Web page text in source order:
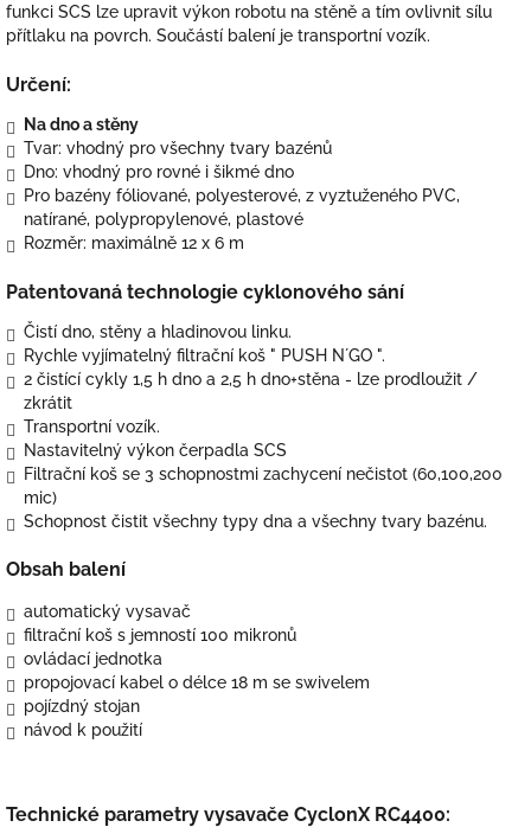
funkci SCS lze upravit výkon robotu na stěně a tím ovlivnit sílu
přítlaku na povrch. Součástí balení je transportní vozík.
Určení:
Na dno a stěny
Tvar: vhodný pro všechny tvary bazénů
Dno: vhodný pro rovné i šikmé dno
Pro bazény fóliované, polyesterové, z vyztuženého PVC,
natírané, polypropylenové, plastové
Rozměr: maximálně 12 x 6 m
Patentovaná technologie cyklonového sání
Čistí dno, stěny a hladinovou linku.
Rychle vyjímatelný filtrační koš " PUSH N´GO ".
2 čistící cykly 1,5 h dno a 2,5 h dno+stěna - lze prodloužit /
zkrátit
Transportní vozík.
Nastavitelný výkon čerpadla SCS
Filtrační koš se 3 schopnostmi zachycení nečistot (60,100,200
mic)
Schopnost čistit všechny typy dna a všechny tvary bazénu.
Obsah balení
automatický vysavač
filtrační koš s jemností 100 mikronů
ovládací jednotka
propojovací kabel o délce 18 m se swivelem
pojízdný stojan
návod k použití
Technické parametry vysavače CyclonX RC4400: